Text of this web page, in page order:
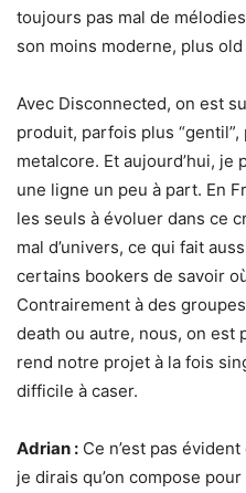
toujours pas mal de
son moins moderne, plus
Avec Disconnected, on est
produit, parfois plus
metalcore. Et aujourd’hui, je
une ligne un peu à part. En
les seuls à évoluer dans ce
mal d’univers, ce qui fait
certains bookers de savoir
Contrairement à des
death ou autre, nous, on est
rend notre projet à la fois
difficile à caser.
Adrian : Ce n’est pas
je dirais qu’on compose